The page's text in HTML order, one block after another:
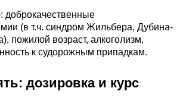
доброкачественные
(в т.ч. синдром Жильбера, Дубина-
пожилой возраст, алкоголизм,
к судорожным припадкам.
дозировка и курс